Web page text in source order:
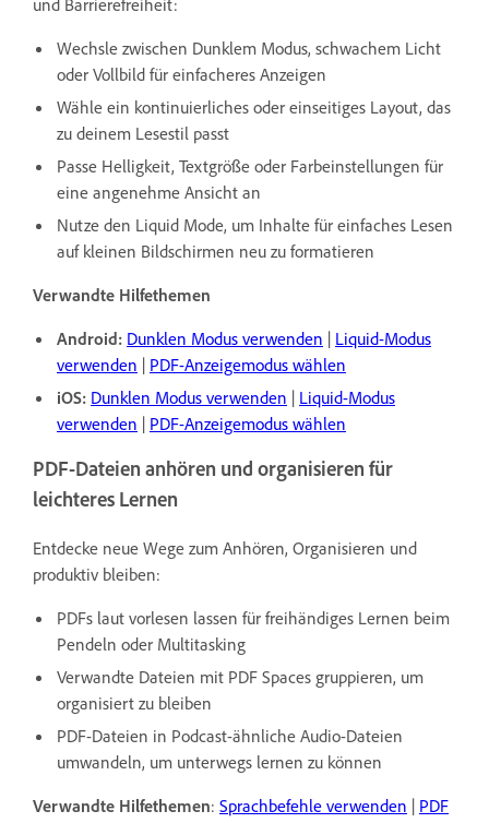
Wechsle zwischen Dunklem Modus, schwachem Licht
oder Vollbild für einfacheres Anzeigen
Wähle ein kontinuierliches oder einseitiges Layout, das
zu deinem Lesestil passt
Passe Helligkeit, Textgröße oder Farbeinstellungen für
eine angenehme Ansicht an
Nutze den Liquid Mode, um Inhalte für einfaches Lesen
auf kleinen Bildschirmen neu zu formatieren
Verwandte Hilfethemen
Android: Dunklen Modus verwenden | Liquid-Modus
verwenden | PDF-Anzeigemodus wählen
iOS: Dunklen Modus verwenden | Liquid-Modus
verwenden | PDF-Anzeigemodus wählen
PDF-Dateien anhören und organisieren für
leichteres Lernen
Entdecke neue Wege zum Anhören, Organisieren und
produktiv bleiben:
PDFs laut vorlesen lassen für freihändiges Lernen beim
Pendeln oder Multitasking
Verwandte Dateien mit PDF Spaces gruppieren, um
organisiert zu bleiben
PDF-Dateien in Podcast-ähnliche Audio-Dateien
umwandeln, um unterwegs lernen zu können
Verwandte Hilfethemen: Sprachbefehle verwenden | PDF